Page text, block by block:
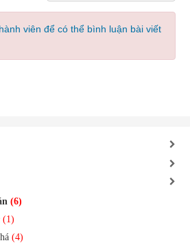
viên để có thể bình luận bài viết
(6)
(1)
(4)